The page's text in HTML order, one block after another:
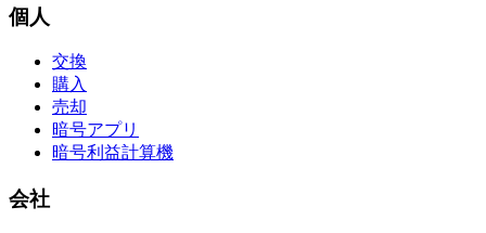
個人
交換
購入
売却
暗号アプリ
暗号利益計算機
会社